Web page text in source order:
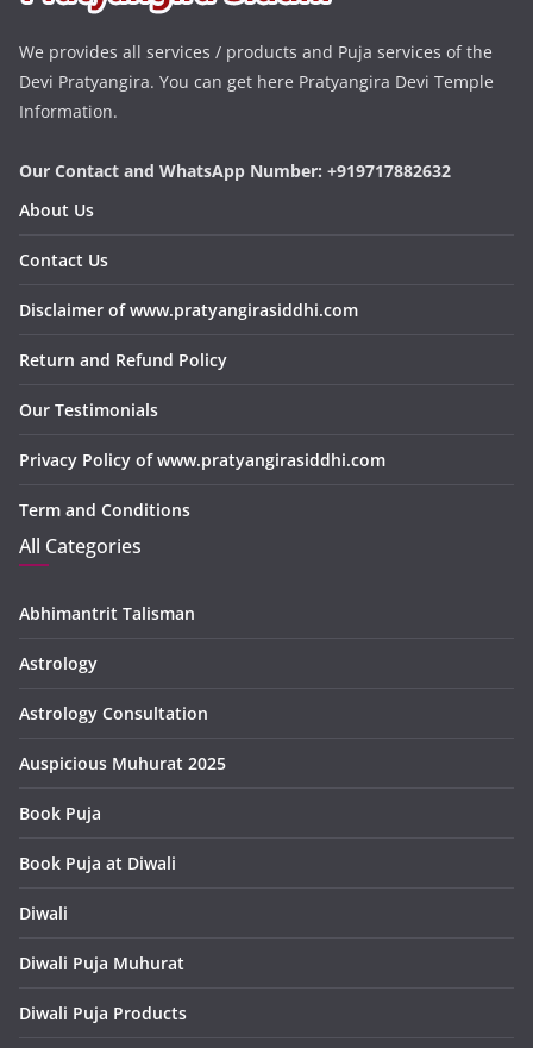
We provides all services / products and Puja services of the
Devi Pratyangira. You can get here Pratyangira Devi Temple
Information.
Our Contact and WhatsApp Number: +919717882632
About Us
Contact Us
Disclaimer of www.pratyangirasiddhi.com
Return and Refund Policy
Our Testimonials
Privacy Policy of www.pratyangirasiddhi.com
Term and Conditions
All Categories
Abhimantrit Talisman
Astrology
Astrology Consultation
Auspicious Muhurat 2025
Book Puja
Book Puja at Diwali
Diwali
Diwali Puja Muhurat
Diwali Puja Products